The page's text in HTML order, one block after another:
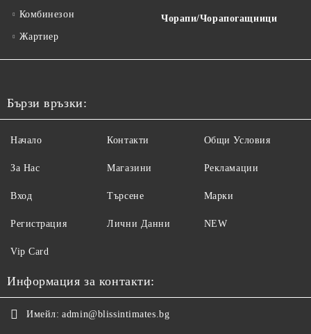
Комбинезон
Жартиер
Чорапи/Чорапогащници
Бързи връзки:
Начало
За Нас
Вход
Регистрация
Контакти
Магазини
Търсене
Лични Данни
Общи Условия
Рекламации
Марки
NEW
Vip Card
Информация за контакти:
Имейл: admin@blissintimates.bg